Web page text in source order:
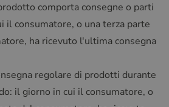
comporta consegne o parti
il consumatore, o una terza parte
ha ricevuto l'ultima consegna
regolare di prodotti durante
il giorno in cui il consumatore, o